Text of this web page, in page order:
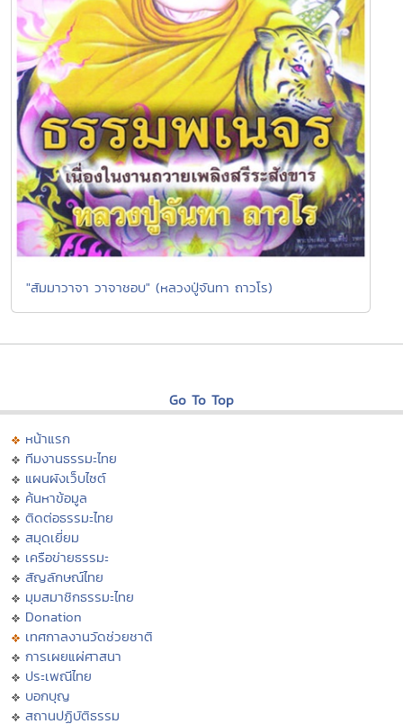
"สัมมาวาจา วาจาชอบ" (หลวงปู่จันทา ถาวโร)
Go To Top
หน้าแรก
ทีมงานธรรมะไทย
แผนผังเว็บไซต์
ค้นหาข้อมูล
ติดต่อธรรมะไทย
สมุดเยี่ยม
เครือข่ายธรรมะ
สัญลักษณ์ไทย
มุมสมาชิกธรรมะไทย
Donation
เทศกาลงานวัดช่วยชาติ
การเผยแผ่ศาสนา
ประเพณีไทย
บอกบุญ
สถานปฏิบัติธรรม